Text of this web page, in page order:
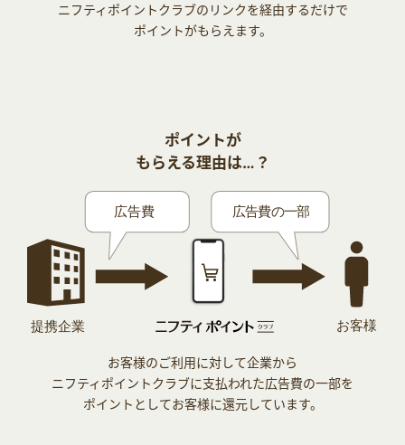
ニフティポイントクラブのリンクを経由するだけで
ポイントがもらえます。
ポイントが
もらえる理由は…？
お客様のご利用に対して企業から
ニフティポイントクラブに支払われた広告費の一部を
ポイントとしてお客様に還元しています。